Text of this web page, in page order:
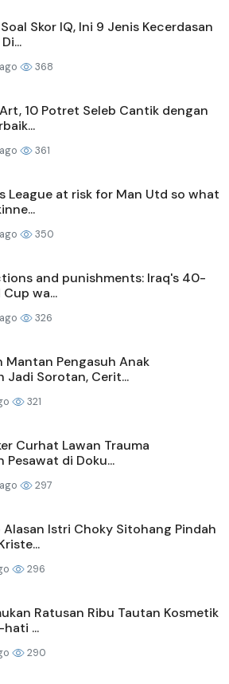
Skor IQ, Ini 9 Jenis Kecerdasan
368
10 Potret Seleb Cantik dengan
361
League at risk for Man Utd so what
350
and punishments: Iraq's 40-
wa...
326
Mantan Pengasuh Anak
Jadi Sorotan, Cerit...
321
Curhat Lawan Trauma
Pesawat di Doku...
297
Alasan Istri Choky Sitohang Pindah
296
Ratusan Ribu Tautan Kosmetik
...
290